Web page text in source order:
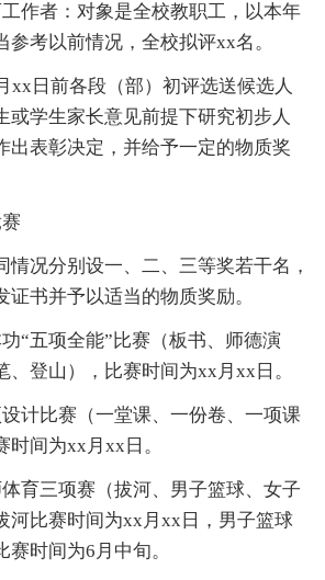
工作者：对象是全校教职工，以本年
参考以前情况，全校拟评xx名。
xx日前各段（部）初评选送候选人
或学生家长意见前提下研究初步人
出表彰决定，并给予一定的物质奖
情况分别设一、二、三等奖若干名，
书并予以适当的物质奖励。
功“五项全能”比赛（板书、师德演
、登山），比赛时间为xx月xx日。
设计比赛（一堂课、一份卷、一项课
间为xx月xx日。
体育三项赛（拔河、男子篮球、女子
河比赛时间为xx月xx日，男子篮球
时间为6月中旬。